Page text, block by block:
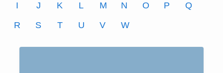
I
J K L M N O P
Q
R
S T U V W